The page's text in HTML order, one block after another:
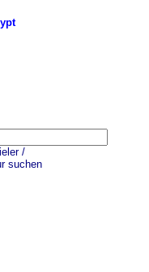
/
suchen